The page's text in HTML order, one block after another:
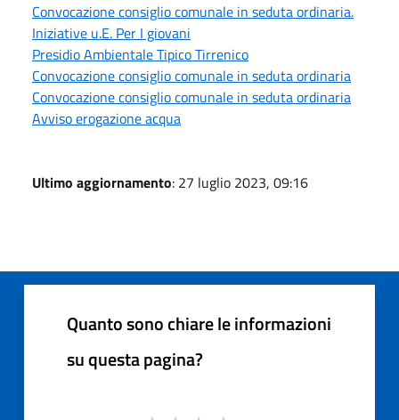
Convocazione consiglio comunale in seduta ordinaria.
Iniziative u.E. Per I giovani
Presidio Ambientale Tipico Tirrenico
Convocazione consiglio comunale in seduta ordinaria
Convocazione consiglio comunale in seduta ordinaria
Avviso erogazione acqua
Ultimo aggiornamento: 27 luglio 2023, 09:16
Quanto sono chiare le informazioni
su questa pagina?